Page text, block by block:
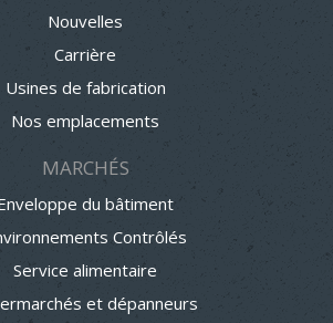
Nouvelles
Carrière
Usines de fabrication
Nos emplacements
MARCHÉS
du bâtiment
Contrôlés
Service alimentaire
et dépanneurs